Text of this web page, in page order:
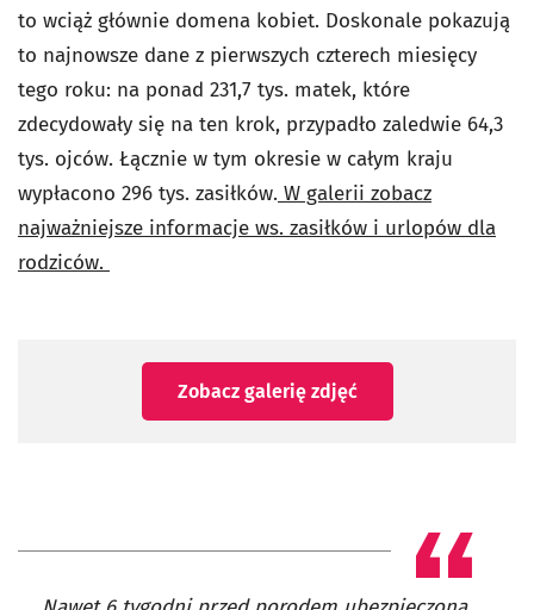
to wciąż głównie domena kobiet. Doskonale pokazują
to najnowsze dane z pierwszych czterech miesięcy
tego roku: na ponad 231,7 tys. matek, które
zdecydowały się na ten krok, przypadło zaledwie 64,3
tys. ojców. Łącznie w tym okresie w całym kraju
wypłacono 296 tys. zasiłków. W galerii zobacz
najważniejsze informacje ws. zasiłków i urlopów dla
rodziców.
Zobacz galerię zdjęć